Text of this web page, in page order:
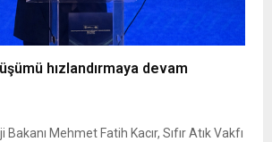
hızlandırmaya devam
Mehmet Fatih Kacır, Sıfır Atık Vakfı